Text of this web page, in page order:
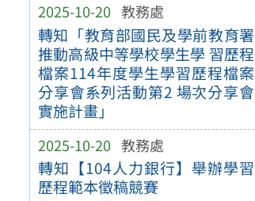
2025-10-20 教務處
轉知「教育部國民及學前教育署
推動高級中等學校學生學 習歷程
檔案114年度學生學習歷程檔案
分享會系列活動第2 場次分享會
實施計畫」
2025-10-20 教務處
轉知【104人力銀行】舉辦學習
歷程範本徵稿競賽